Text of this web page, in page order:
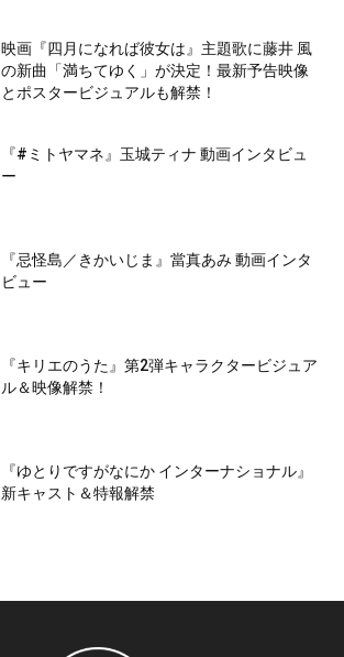
映画『四月になれば彼女は』主題歌に藤井 風
の新曲「満ちてゆく」が決定！最新予告映像
とポスタービジュアルも解禁！
『#ミトヤマネ』玉城ティナ 動画インタビュ
ー
『忌怪島／きかいじま』當真あみ 動画インタ
ビュー
『キリエのうた』第2弾キャラクタービジュア
ル＆映像解禁！
『ゆとりですがなにか インターナショナル』
新キャスト＆特報解禁